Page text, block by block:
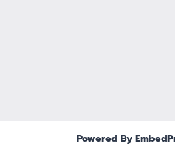
Powered By